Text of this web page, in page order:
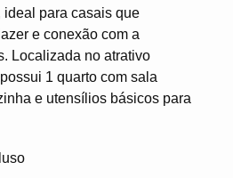
para casais que
e conexão com a
Localizada no atrativo
1 quarto com sala
e utensílios básicos para